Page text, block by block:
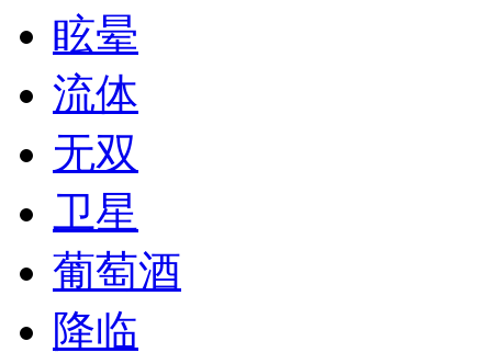
眩晕
流体
无双
卫星
葡萄酒
降临